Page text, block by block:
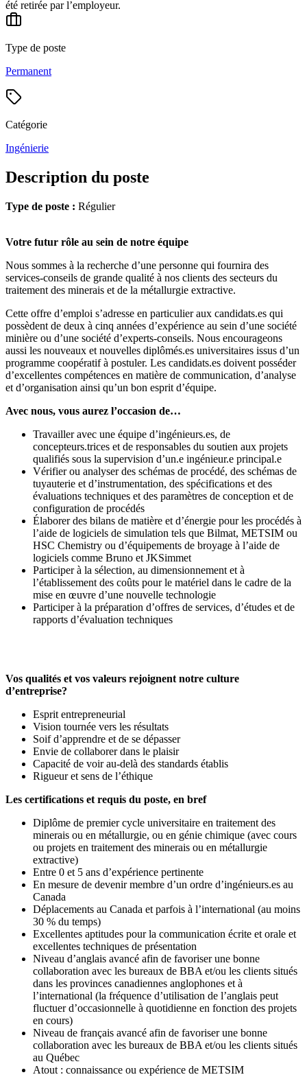
été retirée par l’employeur.
Type de poste
Permanent
Catégorie
Ingénierie
Description du poste
Type de poste : Régulier
Votre futur rôle au sein de notre équipe
Nous sommes à la recherche d’une personne qui fournira des
services-conseils de grande qualité à nos clients des secteurs du
traitement des minerais et de la métallurgie extractive.
Cette offre d’emploi s’adresse en particulier aux candidats.es qui
possèdent de deux à cinq années d’expérience au sein d’une société
minière ou d’une société d’experts-conseils. Nous encourageons
aussi les nouveaux et nouvelles diplômés.es universitaires issus d’un
programme coopératif à postuler. Les candidats.es doivent posséder
d’excellentes compétences en matière de communication, d’analyse
et d’organisation ainsi qu’un bon esprit d’équipe.
Avec nous, vous aurez l’occasion de…
Travailler avec une équipe d’ingénieurs.es, de
concepteurs.trices et de responsables du soutien aux projets
qualifiés sous la supervision d’un.e ingénieur.e principal.e
Vérifier ou analyser des schémas de procédé, des schémas de
tuyauterie et d’instrumentation, des spécifications et des
évaluations techniques et des paramètres de conception et de
configuration de procédés
Élaborer des bilans de matière et d’énergie pour les procédés à
l’aide de logiciels de simulation tels que Bilmat, METSIM ou
HSC Chemistry ou d’équipements de broyage à l’aide de
logiciels comme Bruno et JKSimmet
Participer à la sélection, au dimensionnement et à
l’établissement des coûts pour le matériel dans le cadre de la
mise en œuvre d’une nouvelle technologie
Participer à la préparation d’offres de services, d’études et de
rapports d’évaluation techniques
Vos qualités et vos valeurs rejoignent notre culture
d’entreprise?
Esprit entrepreneurial
Vision tournée vers les résultats
Soif d’apprendre et de se dépasser
Envie de collaborer dans le plaisir
Capacité de voir au-delà des standards établis
Rigueur et sens de l’éthique
Les certifications et requis du poste, en bref
Diplôme de premier cycle universitaire en traitement des
minerais ou en métallurgie, ou en génie chimique (avec cours
ou projets en traitement des minerais ou en métallurgie
extractive)
Entre 0 et 5 ans d’expérience pertinente
En mesure de devenir membre d’un ordre d’ingénieurs.es au
Canada
Déplacements au Canada et parfois à l’international (au moins
30 % du temps)
Excellentes aptitudes pour la communication écrite et orale et
excellentes techniques de présentation
Niveau d’anglais avancé afin de favoriser une bonne
collaboration avec les bureaux de BBA et/ou les clients situés
dans les provinces canadiennes anglophones et à
l’international (la fréquence d’utilisation de l’anglais peut
fluctuer d’occasionnelle à quotidienne en fonction des projets
en cours)
Niveau de français avancé afin de favoriser une bonne
collaboration avec les bureaux de BBA et/ou les clients situés
au Québec
Atout : connaissance ou expérience de METSIM